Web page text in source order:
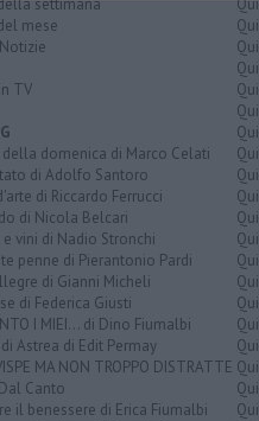
settimana
mese
TV
della domenica di Marco Celati
di Adolfo Santoro
di Riccardo Ferrucci
di Nicola Belcari
vini di Nadio Stronchi
penne di Pierantonio Pardi
di Gianni Micheli
di Federica Giusti
I MIEI... di Dino Fiumalbi
Astrea di Edit Permay
MA NON TROPPO DISTRATTE
Canto
il benessere di Erica Fiumalbi